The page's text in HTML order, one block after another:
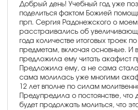
Добрый день! Учебный год уже
поделиться фактом Божией
прп. Сергия Радонежского о
расстраивались об
года количестве итоговых троек
предметам, включая основные. И
предложила ему читать акафист
Предложила ему, а не сама стала
сама молилась уже многими
12 лет вполне по силам
Предупредила о постоянстве,
будет продолжать молиться, что